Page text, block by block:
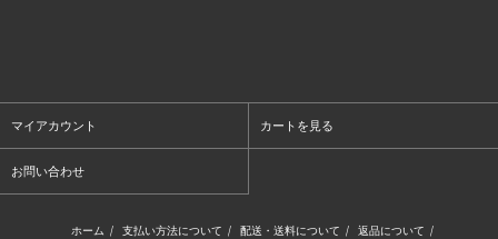
マイアカウント カートを見る
お問い合わせ
ホーム / 支払い方法について / 配送・送料について / 返品について /